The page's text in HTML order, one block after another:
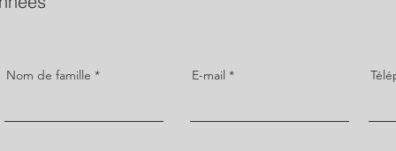
Nom de famille E-mail